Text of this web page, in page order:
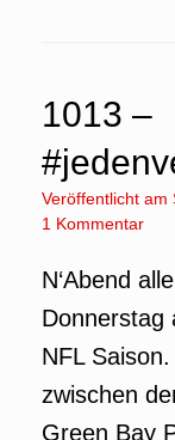
1013 –
Veröffentlicht am
1 Kommentar
N‘Abend
Donnerstag
NFL
zwischen
Green Bay